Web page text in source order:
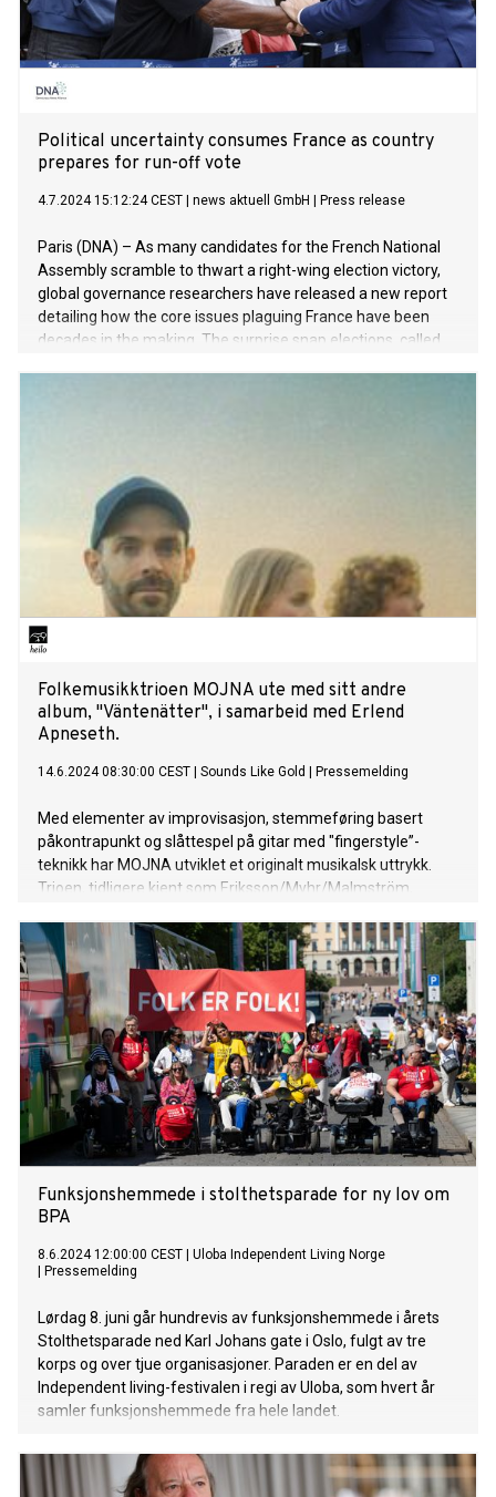
through North Africa and the Middle East. While many
neighboring nations soon experienced civil war
Political uncertainty consumes France as country
prepares for run-off vote
4.7.2024 15:12:24 CEST news aktuell GmbH Press release
Paris (DNA) – As many candidates for the French National
Assembly scramble to thwart a right-wing election victory,
global governance researchers have released a new report
detailing how the core issues plaguing France have been
decades in the making. The surprise snap elections, called
to dissolve the National Assembly, France’s lower house,
betting that citizens would reject the prospect of a far-right
government at home, backfired after RN captured 34 per
cent of the vote during first round on June 30. A win by RN
on July 7 would hand power to a far-right-wing party for the
first time since Nazi Germany occupied France during the
Second World War. Now, with all efforts focused on creating
a “Republ
Folkemusikktrioen MOJNA ute med sitt andre
album, "Väntenätter", i samarbeid med Erlend
Apneseth.
14.6.2024 08:30:00 CEST Sounds Like Gold Pressemelding
Med elementer av improvisasjon, stemmeføring basert
påkontrapunkt og slåttespel på gitar med "fingerstyle”-
teknikk har MOJNA utviklet et originalt musikalsk uttrykk.
Trioen, tidligere kjent som Eriksson/Myhr/Malmström,
«Årets instrumentalband» av Lira Musikmagasin. Nå pryder
de forsiden av Lira´s sommernummer 2024.
Funksjonshemmede i stolthetsparade for ny lov om
BPA
8.6.2024 12:00:00 CEST
Uloba Independent Living Norge
Pressemelding
Lørdag 8. juni går hundrevis av funksjonshemmede i årets
Stolthetsparade ned Karl Johans gate i Oslo, fulgt av tre
korps og over tjue organisasjoner. Paraden er en del av
Independent living-festivalen i regi av Uloba, som hvert år
samler funksjonshemmede fra hele landet.